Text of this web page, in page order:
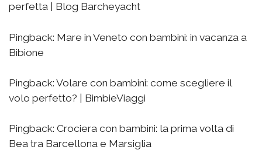
perfetta | Blog Barcheyacht
Pingback: Mare in Veneto con bambini: in vacanza a
Bibione
Pingback: Volare con bambini: come scegliere il
volo perfetto? | BimbieViaggi
Pingback: Crociera con bambini: la prima volta di
Bea tra Barcellona e Marsiglia